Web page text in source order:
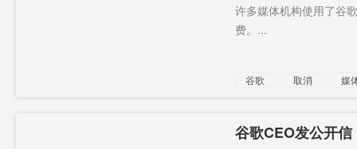
许多媒体机构使用了谷
费。...
谷歌 取消 媒
谷歌CEO发公开